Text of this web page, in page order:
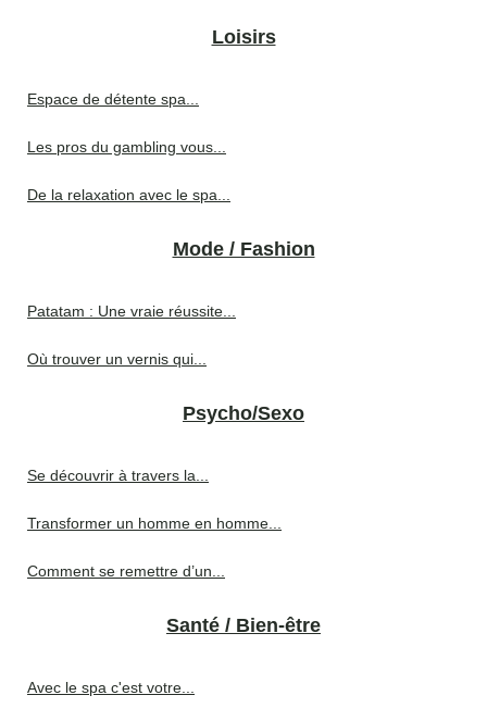
Loisirs
Espace de détente spa...
Les pros du gambling vous...
De la relaxation avec le spa...
Mode / Fashion
Patatam : Une vraie réussite...
Où trouver un vernis qui...
Psycho/Sexo
Se découvrir à travers la...
Transformer un homme en homme...
Comment se remettre d’un...
Santé / Bien-être
Avec le spa c'est votre...